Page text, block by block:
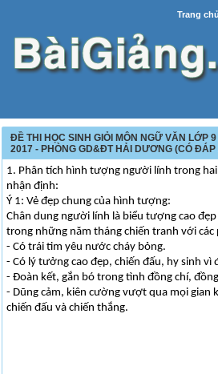
Trang chủ
ĐỀ THI HỌC SINH GIỎI MÔN NGỮ VĂN LỚP
2017 - PHÒNG GD&ĐT HẢI DƯƠNG (CÓ ĐÁP
1. Phân tích hình tượng người lính trong
nhận định:
Ý 1: Vẻ đẹp chung của hình tượng:
Chân dung người lính là biểu tượng cao
trong những năm tháng chiến tranh với các
- Có trái tim yêu nước cháy bỏng.
- Có lý tưởng cao đẹp, chiến đấu, hy sinh vì
- Đoàn kết, gắn bó trong tình đồng chí,
- Dũng cảm, kiên cường vượt qua mọi gian
chiến đấu và chiến thắng.